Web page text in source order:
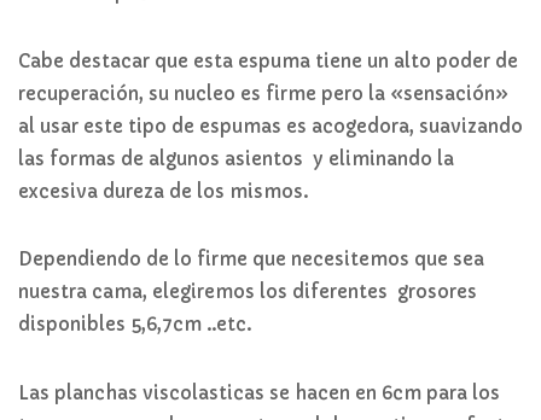
Cabe destacar que esta espuma tiene un alto poder de
recuperación, su nucleo es firme pero la «sensación»
al usar este tipo de espumas es acogedora, suavizando
las formas de algunos asientos y eliminando la
excesiva dureza de los mismos.
Dependiendo de lo firme que necesitemos que sea
nuestra cama, elegiremos los diferentes grosores
disponibles 5,6,7cm ..etc.
Las planchas viscolasticas se hacen en 6cm para los